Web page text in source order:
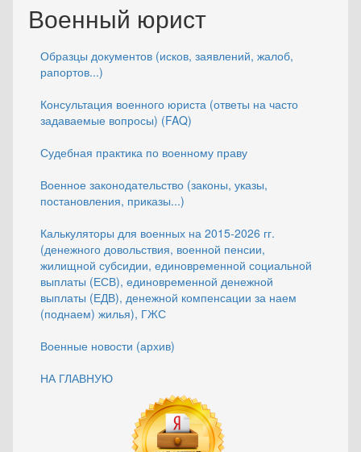
Военный юрист
Образцы документов (исков, заявлений, жалоб,
рапортов...)
Консультация военного юриста (ответы на часто
задаваемые вопросы) (FAQ)
Судебная практика по военному праву
Военное законодательство (законы, указы,
постановления, приказы...)
Калькуляторы для военных на 2015-2026 гг.
(денежного довольствия, военной пенсии,
жилищной субсидии, единовременной социальной
выплаты (ЕСВ), единовременной денежной
выплаты (ЕДВ), денежной компенсации за наем
(поднаем) жилья), ГЖС
Военные новости (архив)
НА ГЛАВНУЮ